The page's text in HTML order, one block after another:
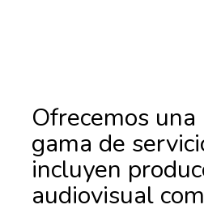
Ofrecemos
gama de
incluyen
audiovisual